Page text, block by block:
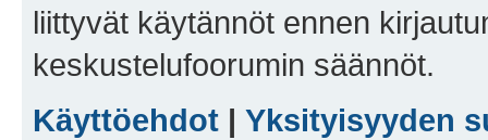
liittyvät käytännöt ennen
keskustelufoorumin säännöt.
Käyttöehdot | Yksityisyyden